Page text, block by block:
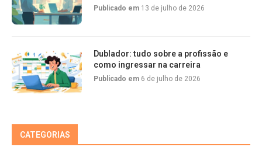
Publicado em 13 de julho de 2026
Dublador: tudo sobre a profissão e
como ingressar na carreira
Publicado em 6 de julho de 2026
CATEGORIAS